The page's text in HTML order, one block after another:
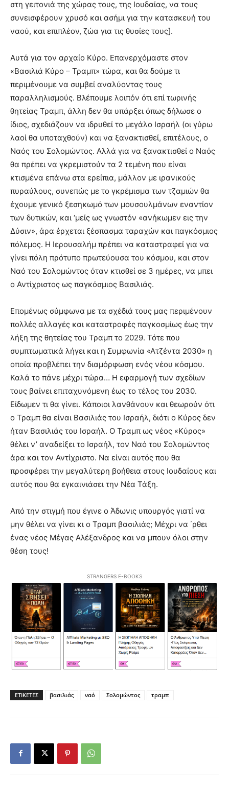
στη γειτονιά της χώρας τους, της Ιουδαίας, να τους
συνεισφέρουν χρυσό και ασήμι για την κατασκευή του
ναού, και επιπλέον, ζώα για τις θυσίες τους].
Αυτά για τον αρχαίο Κύρο. Επανερχόμαστε στον
«Βασιλιά Κύρο – Τραμπ» τώρα, και θα δούμε τι
περιμένουμε να συμβεί αναλύοντας τους
παραλληλισμούς. Βλέπουμε λοιπόν ότι επί τωρινής
θητείας Τραμπ, άλλη δεν θα υπάρξει όπως δήλωσε ο
ίδιος, σχεδιάζουν να ιδρυθεί το μεγάλο Ισραήλ (οι γύρω
λαοί θα υποταχθούν) και να ξανακτισθεί, επιτέλους, ο
Ναός του Σολομώντος. Αλλά για να ξανακτισθεί ο Ναός
θα πρέπει να γκρεμιστούν τα 2 τεμένη που είναι
κτισμένα επάνω στα ερείπια, μάλλον με ιρανικούς
πυραύλους, συνεπώς με το γκρέμισμα των τζαμιών θα
έχουμε γενικό ξεσηκωμό των μουσουλμάνων εναντίον
των δυτικών, και ‘μείς ως γνωστόν «ανήκωμεν εις την
Δύσιν», άρα έρχεται ξέσπασμα ταραχών και παγκόσμιος
πόλεμος. Η Ιερουσαλήμ πρέπει να καταστραφεί για να
γίνει πόλη πρότυπο πρωτεύουσα του κόσμου, και στον
Ναό του Σολομώντος όταν κτισθεί σε 3 ημέρες, να μπει
ο Αντίχριστος ως παγκόσμιος Βασιλιάς.
Επομένως σύμφωνα με τα σχέδιά τους μας περιμένουν
πολλές αλλαγές και καταστροφές παγκοσμίως έως την
λήξη της θητείας του Τραμπ το 2029. Τότε που
συμπτωματικά λήγει και η Συμφωνία «Ατζέντα 2030» η
οποία προβλέπει την διαμόρφωση ενός νέου κόσμου.
Καλά το πάνε μέχρι τώρα… Η εφαρμογή των σχεδίων
τους βαίνει επιταχυνόμενη έως το τέλος του 2030.
Είδωμεν τι θα γίνει. Κάποιοι λανθάνουν και θεωρούν ότι
ο Τραμπ θα είναι Βασιλιάς του Ισραήλ, διότι ο Κύρος δεν
ήταν Βασιλιάς του Ισραήλ. Ο Τραμπ ως νέος «Κύρος»
θέλει ν’ αναδείξει το Ισραήλ, τον Ναό του Σολομώντος
άρα και τον Αντίχριστο. Να είναι αυτός που θα
προσφέρει την μεγαλύτερη βοήθεια στους Ιουδαίους και
αυτός που θα εγκαινιάσει την Νέα Τάξη.
Από την στιγμή που έγινε ο Άδωνις υπουργός γιατί να
μην θέλει να γίνει κι ο Τραμπ βασιλιάς; Μέχρι να ΄ρθει
ένας νέος Μέγας Αλέξανδρος και να μπουν όλοι στην
θέση τους!
STRANGERS E-BOOKS
ΕΤΙΚΕΤΕΣ βασιλιάς ναό Σολομώντος τραμπ